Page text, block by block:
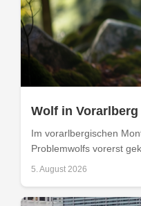
Wolf in
Im vorarlbergischen
Problemwolfs vorerst
5. August 2026